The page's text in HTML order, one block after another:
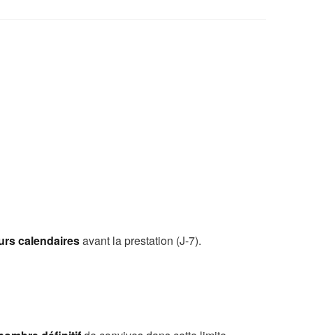
calendairesavant la prestation (J-7).